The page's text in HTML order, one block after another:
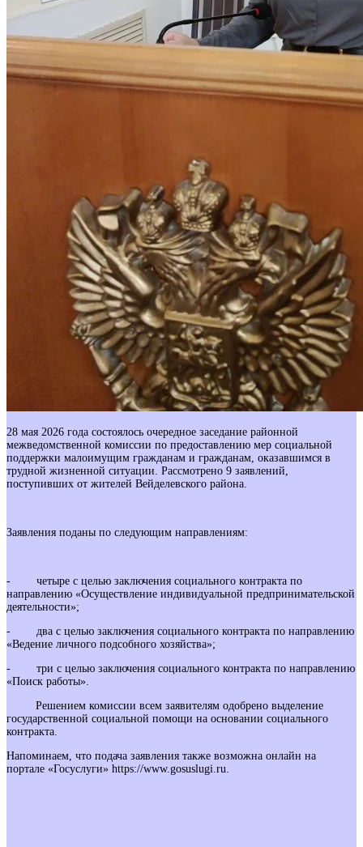
28 мая 2026 года состоялось очередное заседание районной
межведомственной комиссии по предоставлению мер социальной
поддержки малоимущим гражданам и гражданам, оказавшимся в
трудной жизненной ситуации. Рассмотрено 9 заявлений,
поступивших от жителей Вейделевского района.
Заявления поданы по следующим направлениям:
- четыре с целью заключения социального контракта по
направлению «Осуществление индивидуальной предпринимательской
деятельности»;
- два с целью заключения социального контракта по направлению
«Ведение личного подсобного хозяйства»;
- три с целью заключения социального контракта по направлению
«Поиск работы».
Решением комиссии всем заявителям одобрено выделение
государственной социальной помощи на основании социального
контракта.
Напоминаем, что подача заявления также возможна онлайн на
портале «Госуслуги» https://www.gosuslugi.ru.